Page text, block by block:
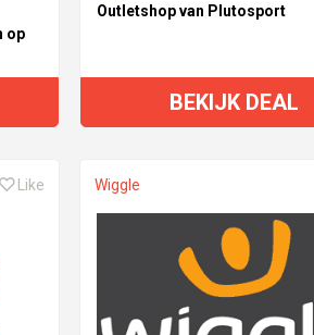
op
Outletshop van Plutosport
BEKIJK DEAL
Like Wiggle